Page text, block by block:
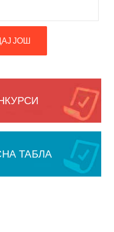
ЈОШ
ТАБЛА